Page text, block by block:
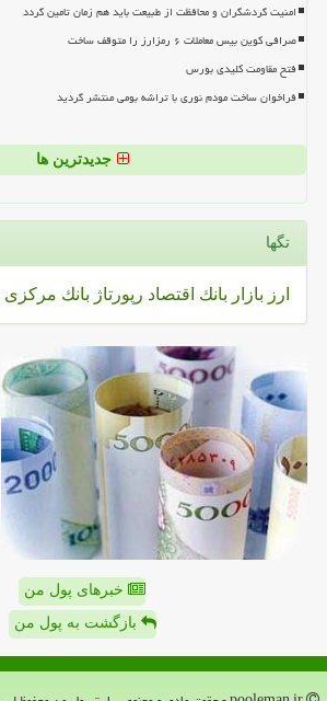
امنیت گردشگران و محافظت از طبیعت باید هم زمان تامین گردد
صرافی کوین بیس معاملات ۶ رمزارز را متوقف ساخت
فتح مقاومت کلیدی بورس
فراخوان ساخت مودم نوری با تراشه بومی منتشر گردید
جدیدترین ها
تگها
ارز بازار بانك اقتصاد رپورتاژ بانك مركزی
خبرهای پول من
بازگشت به پول من